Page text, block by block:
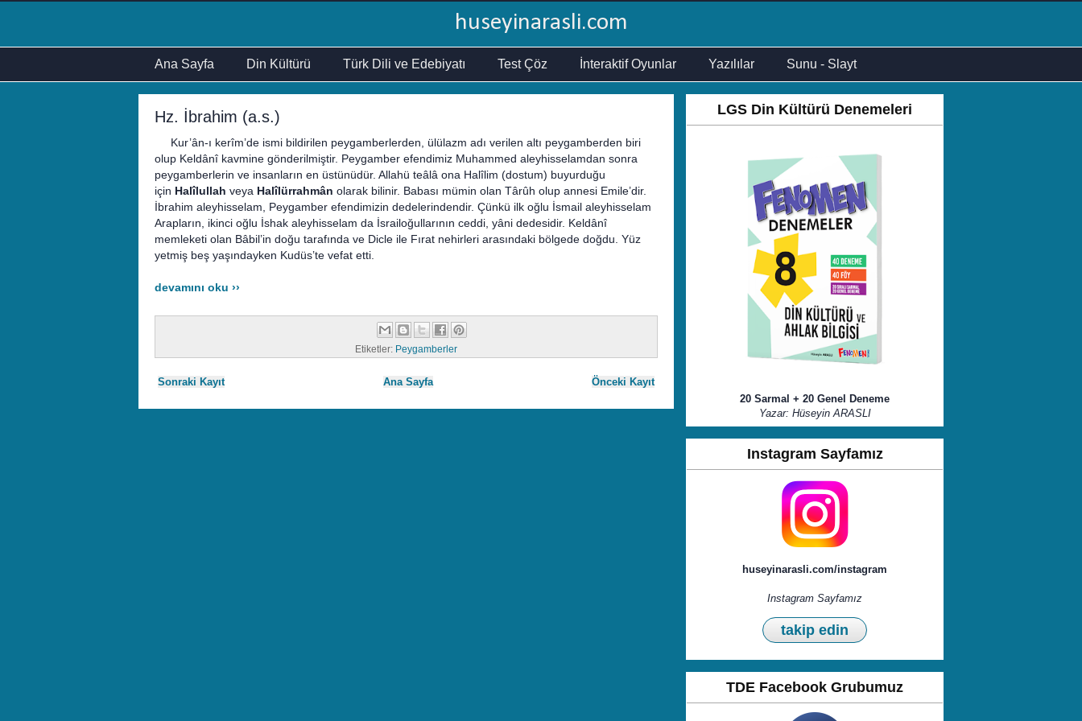
huseyinarasli.com
Ana Sayfa Din Kültürü Türk Dili ve Edebiyatı Test Çöz İnteraktif Oyunlar Yazılılar Sunu - Slayt
Hz. İbrahim (a.s.)
Kur’ân-ı kerîm’de ismi bildirilen peygamberlerden, ülülazm adı verilen altı peygamberden biri
olup Keldânî kavmine gönderilmiştir. Peygamber efendimiz Muhammed aleyhisselamdan sonra
peygamberlerin ve insanların en üstünüdür. Allahü teâlâ ona Halîlim (dostum) buyurduğu
için Halîlullah veya Halîlürrahmân olarak bilinir. Babası mümin olan Târûh olup annesi Emile’dir.
İbrahim aleyhisselam, Peygamber efendimizin dedelerindendir. Çünkü ilk oğlu İsmail aleyhisselam
Arapların, ikinci oğlu İshak aleyhisselam da İsrailoğullarının ceddi, yâni dedesidir. Keldânî
memleketi olan Bâbil’in doğu tarafında ve Dicle ile Fırat nehirleri arasındaki bölgede doğdu. Yüz
yetmiş beş yaşındayken Kudüs’te vefat etti.
devamını oku ››
Etiketler: Peygamberler
Sonraki Kayıt Önceki Kayıt
Ana Sayfa
LGS Din Kültürü Denemeleri
20 Sarmal + 20 Genel Deneme
Yazar: Hüseyin ARASLI
Instagram Sayfamız
huseyinarasli.com/instagram
Instagram Sayfamız
takip edin
TDE Facebook Grubumuz